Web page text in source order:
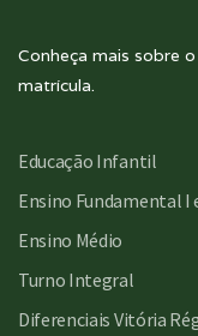
Conheça mais sobre
matrícula.
Educação Infantil
Ensino Fundamental I
Ensino Médio
Turno Integral
Diferenciais Vitória